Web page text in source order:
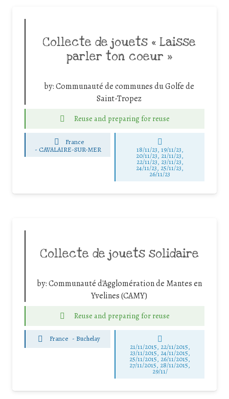
Collecte de jouets « Laisse
parler ton coeur »
by:Communauté de communes du Golfe de
Saint-Tropez
Reuse and preparing for reuse
France
- CAVALAIRE-SUR-MER 18/11/23, 19/11/23,
20/11/23, 21/11/23,
22/11/23, 23/11/23,
24/11/23, 25/11/23,
26/11/23
Collecte de jouets solidaire
by:Communauté d'Agglomération de Mantes en
Yvelines (CAMY)
Reuse and preparing for reuse
France - Buchelay
21/11/2015, 22/11/2015,
23/11/2015, 24/11/2015,
25/11/2015, 26/11/2015,
27/11/2015, 28/11/2015,
29/11/